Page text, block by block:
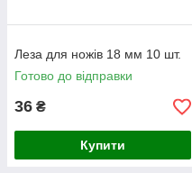
Леза для ножів 18 мм 10 шт.
Готово до відправки
36 ₴
Купити